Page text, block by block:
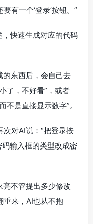
有一个‘登录’按钮。”
快速生成对应的代码
东西后，会自己去
了，不好看”，或者
不是直接显示数字”。
对AI说：“把登录按
输入框的类型改成密
不管提出多少修改
重来，AI也从不抱